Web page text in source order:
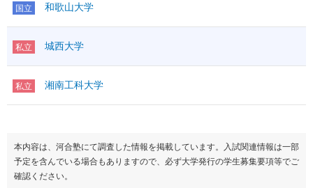
国立 和歌山大学
私立 城西大学
私立 湘南工科大学
本内容は、河合塾にて調査した情報を掲載しています。入試関連情報は一部
予定を含んでいる場合もありますので、必ず大学発行の学生募集要項等でご
確認ください。